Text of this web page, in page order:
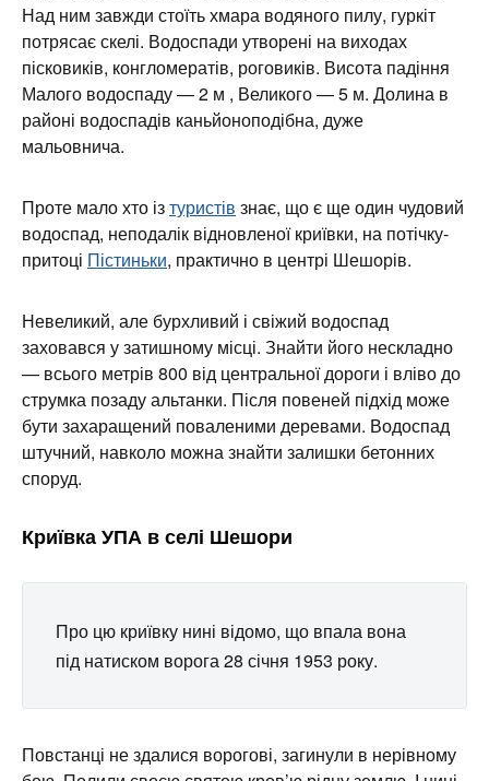
Над ним завжди стоїть хмара водяного пилу, гуркіт
потрясає скелі. Водоспади утворені на виходах
пісковиків, конгломератів, роговиків. Висота падіння
Малого водоспаду — 2 м , Великого — 5 м. Долина в
районі водоспадів каньйоноподібна, дуже
мальовнича.
Проте мало хто ізтуристів знає, що є ще один чудовий
водоспад, неподалік відновленої криївки, на потічку-
притоці Пістиньки, практично в центрі Шешорів.
Невеликий, але бурхливий і свіжий водоспад
заховався у затишному місці. Знайти його нескладно
— всього метрів 800 від центральної дороги і вліво до
струмка позаду альтанки. Після повеней підхід може
бути захаращений поваленими деревами. Водоспад
штучний, навколо можна знайти залишки бетонних
споруд.
Криївка УПА в селі Шешори
Про цю криївку нині відомо, що впала вона
під натиском ворога 28 січня 1953 року.
Повстанці не здалися ворогові, загинули в нерівному